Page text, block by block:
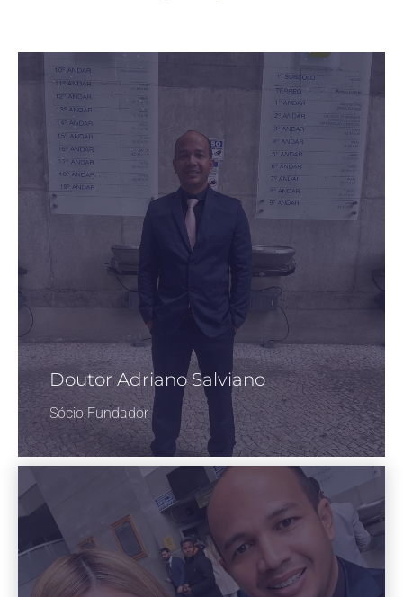
Doutor Adriano Salviano
Sócio Fundador